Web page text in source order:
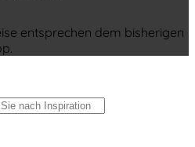
entsprechen dem bisherigen